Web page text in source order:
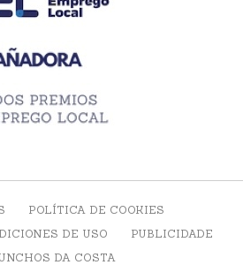
POLÍTICA DE COOKIES
DE USO
PUBLICIDADE
DA COSTA